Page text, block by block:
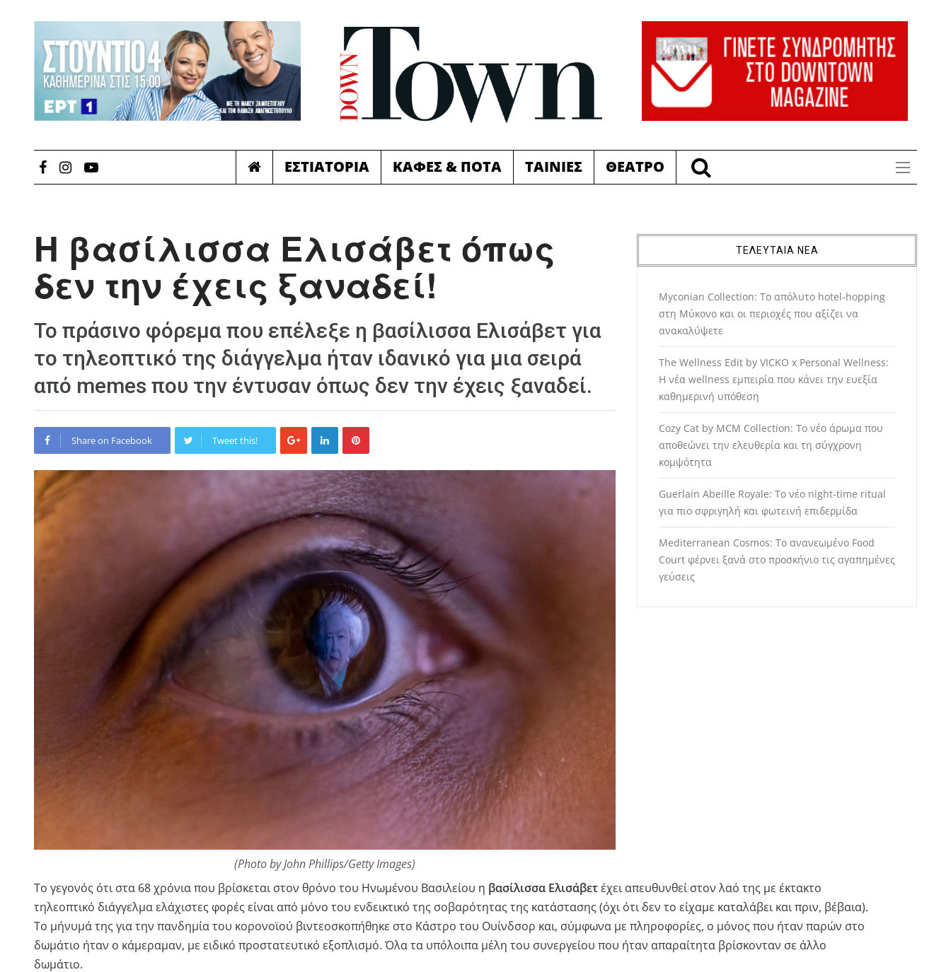
ΕΣΤΙΑΤΟΡΙΑ ΚΑΦΕΣ & ΠΟΤΑ ΤΑΙΝΙΕΣ ΘΕΑΤΡΟ
Η βασίλισσα Ελισάβετ όπως
δεν την έχεις ξαναδεί!
Το πράσινο φόρεμα που επέλεξε η βασίλισσα Ελισάβετ για
το τηλεοπτικό της διάγγελμα ήταν ιδανικό για μια σειρά
από memes που την έντυσαν όπως δεν την έχεις ξαναδεί.
Share on Facebook Tweet this!
(Photo by John Phillips/Getty Images)
Το γεγονός ότι στα 68 χρόνια που βρίσκεται στον θρόνο του Ηνωμένου Βασιλείου η βασίλισσα Ελισάβετέχει απευθυνθεί στον λαό της με έκτακτο
τηλεοπτικό διάγγελμα ελάχιστες φορές είναι από μόνο του ενδεικτικό της σοβαρότητας της κατάστασης (όχι ότι δεν το είχαμε καταλάβει και πριν, βέβαια).
Το μήνυμά της για την πανδημία του κορονοϊού βιντεοσκοπήθηκε στο Κάστρο του Ουίνδσορ και, σύμφωνα με πληροφορίες, ο μόνος που ήταν παρών στο
δωμάτιο ήταν ο κάμεραμαν, με ειδικό προστατευτικό εξοπλισμό. Όλα τα υπόλοιπα μέλη του συνεργείου που ήταν απαραίτητα βρίσκονταν σε άλλο
δωμάτιο.
ΤΕΛΕΥΤΑΙΑ ΝΕΑ
Myconian Collection: Το απόλυτο hotel-hopping
στη Μύκονο και οι περιοχές που αξίζει να
ανακαλύψετε
The Wellness Edit by VICKO x Personal Wellness:
Η νέα wellness εμπειρία που κάνει την ευεξία
καθημερινή υπόθεση
Cozy Cat by MCM Collection: Το νέο άρωμα που
αποθεώνει την ελευθερία και τη σύγχρονη
κομψότητα
Guerlain Abeille Royale: Το νέο night-time ritual
για πιο σφριγηλή και φωτεινή επιδερμίδα
Mediterranean Cosmos: Το ανανεωμένο Food
Court φέρνει ξανά στο προσκήνιο τις αγαπημένες
γεύσεις